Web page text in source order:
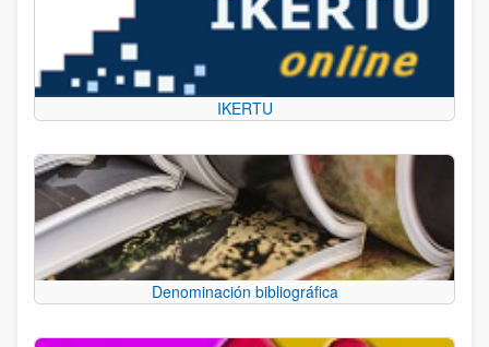
IKERTU
Denominación bibliográfica